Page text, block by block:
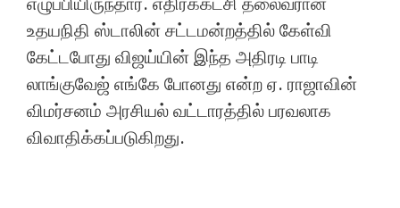
உதயநிதி ஸ்டாலின் சட்டமன்றத்தில் கேள்வி
கேட்டபோது விஜய்யின் இந்த அதிரடி பாடி
லாங்குவேஜ் எங்கே போனது என்ற ஏ. ராஜாவின்
விமர்சனம் அரசியல் வட்டாரத்தில் பரவலாக
விவாதிக்கப்படுகிறது.